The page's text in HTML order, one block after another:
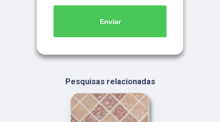
Enviar
Pesquisas relacionadas